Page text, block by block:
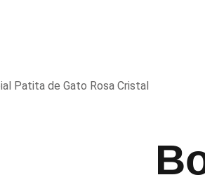
Patita de Gato Rosa Cristal